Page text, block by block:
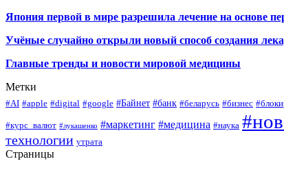
Япония первой в мире разрешила лечение на основе
Учёные случайно открыли новый способ создания
Главные тренды и новости мировой медицины
Метки
#AI #apple #digital #google #Байнет #банк #беларусь #бизнес
#курс_валют #лукашенко #маркетинг #медицина #наука
технологии утрата
Страницы